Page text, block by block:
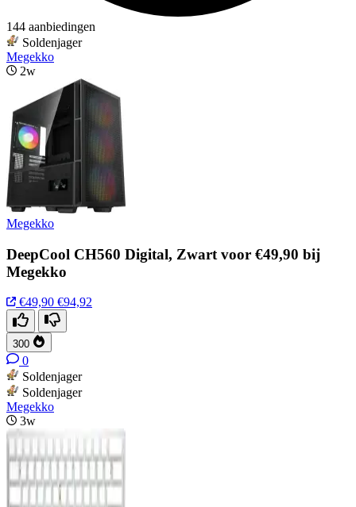
144 aanbiedingen
Soldenjager
Megekko
2w
Megekko
DeepCool CH560 Digital, Zwart voor €49,90 bij
Megekko
€49,90 €94,92
300
0
Soldenjager
Soldenjager
Megekko
3w